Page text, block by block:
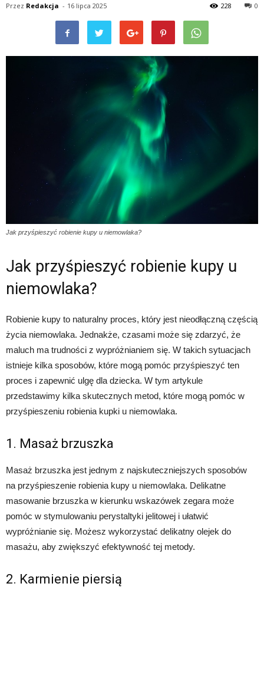
Przez Redakcja - 16 lipca 2025 0
228
Jak przyśpieszyć robienie kupy u niemowlaka?
Jak przyśpieszyć robienie kupy u
niemowlaka?
Robienie kupy to naturalny proces, który jest nieodłączną częścią
życia niemowlaka. Jednakże, czasami może się zdarzyć, że
maluch ma trudności z wypróżnianiem się. W takich sytuacjach
istnieje kilka sposobów, które mogą pomóc przyśpieszyć ten
proces i zapewnić ulgę dla dziecka. W tym artykule
przedstawimy kilka skutecznych metod, które mogą pomóc w
przyśpieszeniu robienia kupki u niemowlaka.
1. Masaż brzuszka
Masaż brzuszka jest jednym z najskuteczniejszych sposobów
na przyśpieszenie robienia kupy u niemowlaka. Delikatne
masowanie brzuszka w kierunku wskazówek zegara może
pomóc w stymulowaniu perystaltyki jelitowej i ułatwić
wypróżnianie się. Możesz wykorzystać delikatny olejek do
masażu, aby zwiększyć efektywność tej metody.
2. Karmienie piersią